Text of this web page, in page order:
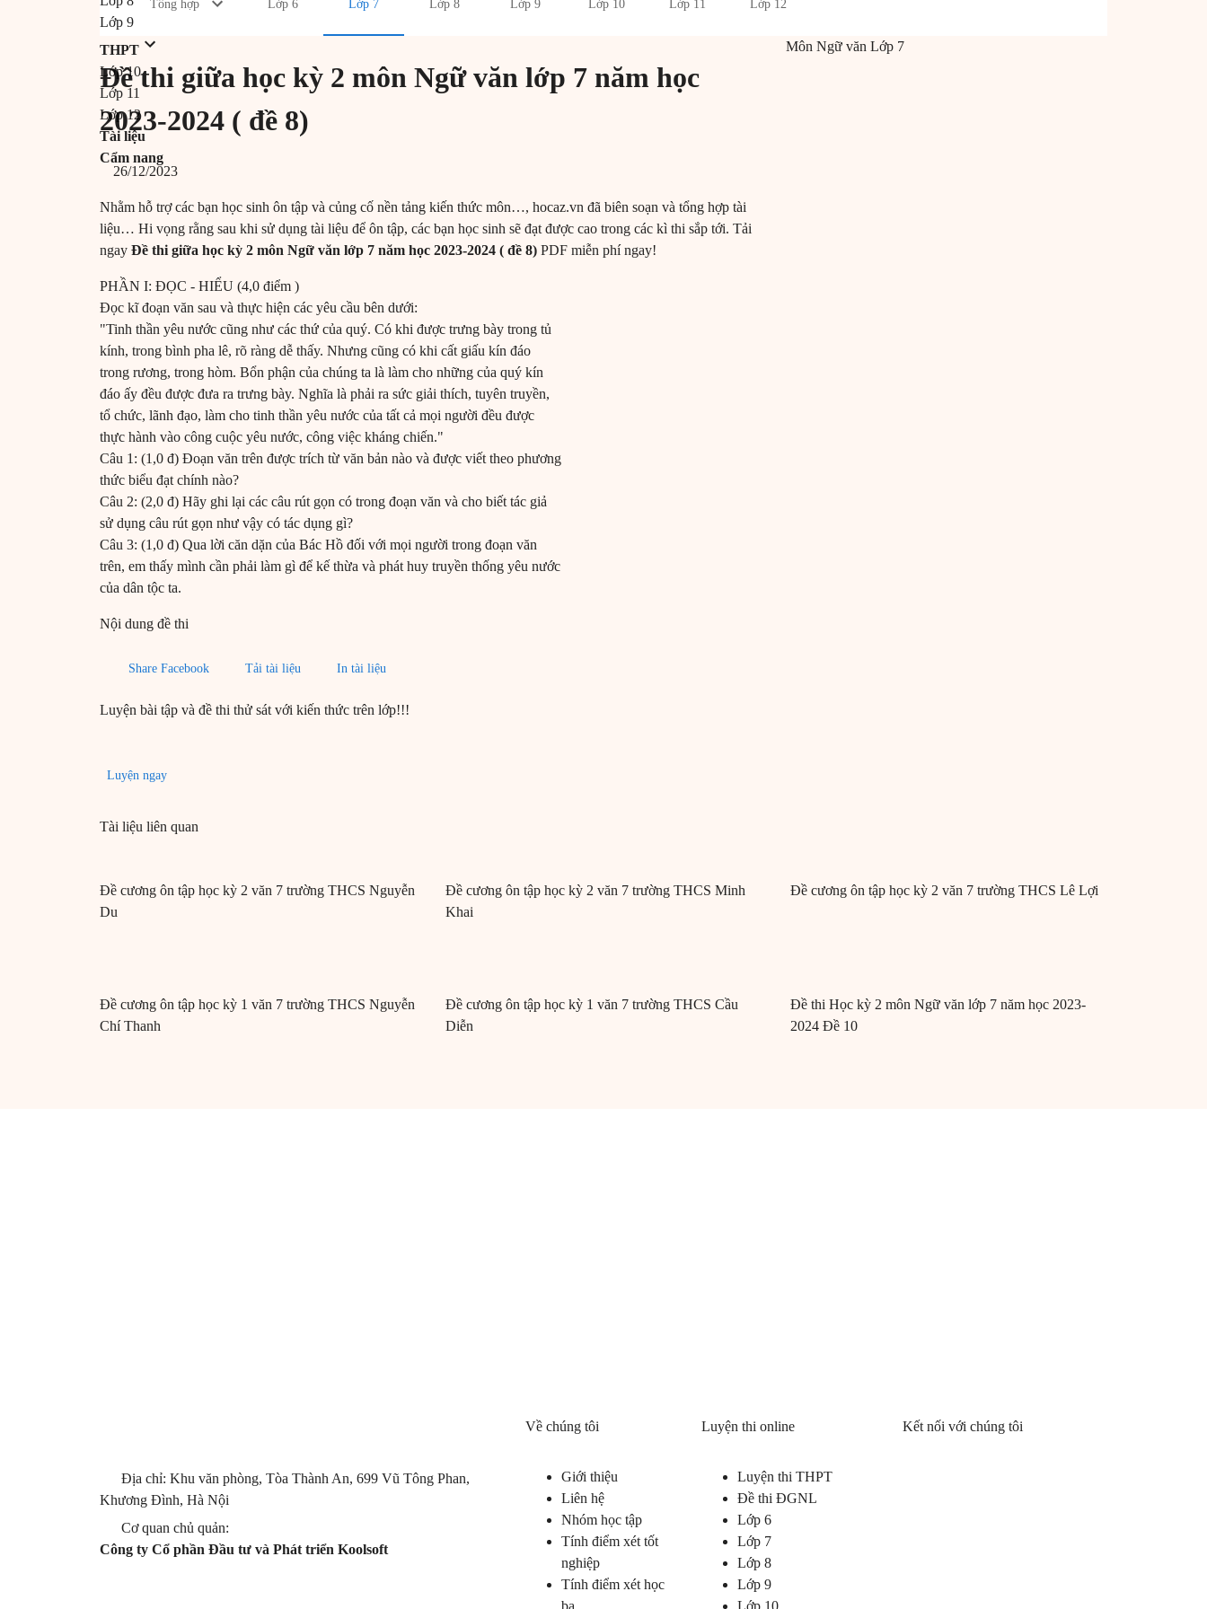
Lớp 9
THPT
Lớp 10
Lớp 11
Lớp 12
Tài liệu
Cẩm nang
Tổng hợp Lớp 6 Lớp 7 Lớp 8 Lớp 9 Lớp 10 Lớp 11 Lớp 12
Đề thi giữa học kỳ 2 môn Ngữ văn lớp 7 năm học
2023-2024 ( đề 8)
26/12/2023
Nhằm hỗ trợ các bạn học sinh ôn tập và củng cố nền tảng kiến thức môn…, hocaz.vn đã biên soạn và tổng hợp tài
liệu… Hi vọng rằng sau khi sử dụng tài liệu để ôn tập, các bạn học sinh sẽ đạt được cao trong các kì thi sắp tới. Tải
ngay Đề thi giữa học kỳ 2 môn Ngữ văn lớp 7 năm học 2023-2024 ( đề 8) PDF miễn phí ngay!
PHẦN I: ĐỌC - HIỂU (4,0 điểm )
Đọc kĩ đoạn văn sau và thực hiện các yêu cầu bên dưới:
"Tinh thần yêu nước cũng như các thứ của quý. Có khi được trưng bày trong tủ
kính, trong bình pha lê, rõ ràng dễ thấy. Nhưng cũng có khi cất giấu kín đáo
trong rương, trong hòm. Bổn phận của chúng ta là làm cho những của quý kín
đáo ấy đều được đưa ra trưng bày. Nghĩa là phải ra sức giải thích, tuyên truyền,
tổ chức, lãnh đạo, làm cho tinh thần yêu nước của tất cả mọi người đều được
thực hành vào công cuộc yêu nước, công việc kháng chiến."
Câu 1: (1,0 đ) Đoạn văn trên được trích từ văn bản nào và được viết theo phương
thức biểu đạt chính nào?
Câu 2: (2,0 đ) Hãy ghi lại các câu rút gọn có trong đoạn văn và cho biết tác giả
sử dụng câu rút gọn như vậy có tác dụng gì?
Câu 3: (1,0 đ) Qua lời căn dặn của Bác Hồ đối với mọi người trong đoạn văn
trên, em thấy mình cần phải làm gì để kế thừa và phát huy truyền thống yêu nước
của dân tộc ta.
Nội dung đề thi
Share Facebook Tải tài liệu In tài liệu
Luyện bài tập và đề thi thử sát với kiến thức trên lớp!!!
Luyện ngay
Môn Ngữ văn Lớp 7
Tài liệu liên quan
Đề cương ôn tập học kỳ 2 văn 7 trường THCS Nguyễn
Du
Đề cương ôn tập học kỳ 2 văn 7 trường THCS Minh
Khai
Đề cương ôn tập học kỳ 2 văn 7 trường THCS Lê Lợi
Đề cương ôn tập học kỳ 1 văn 7 trường THCS Nguyễn
Chí Thanh
Đề cương ôn tập học kỳ 1 văn 7 trường THCS Cầu
Diễn
Đề thi Học kỳ 2 môn Ngữ văn lớp 7 năm học 2023-
2024 Đề 10
Địa chỉ: Khu văn phòng, Tòa Thành An, 699 Vũ Tông Phan,
Khương Đình, Hà Nội
Cơ quan chủ quản:
Công ty Cổ phần Đầu tư và Phát triển Koolsoft
Về chúng tôi
Giới thiệu
Liên hệ
Nhóm học tập
Tính điểm xét tốt
nghiệp
Tính điểm xét học
bạ
Luyện thi online
Luyện thi THPT
Đề thi ĐGNL
Lớp 6
Lớp 7
Lớp 8
Lớp 9
Lớp 10
Kết nối với chúng tôi